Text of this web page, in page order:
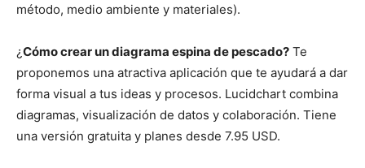
método, medio ambiente y materiales).
¿Cómo crear un diagrama espina de pescado? Te
proponemos una atractiva aplicación que te ayudará a dar
forma visual a tus ideas y procesos. Lucidchart combina
diagramas, visualización de datos y colaboración. Tiene
una versión gratuita y planes desde 7.95 USD.